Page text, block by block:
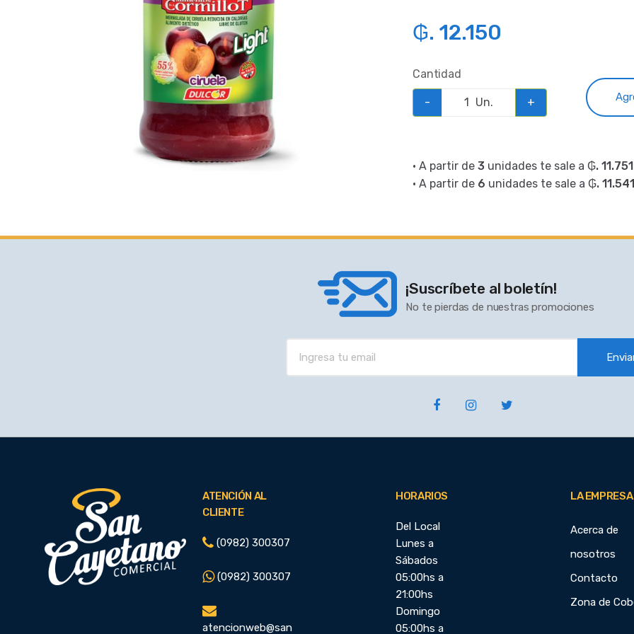
₲. 12.150
Cantidad
- Un. +
• A partir de 3 unidades te sale a ₲. 11.751
• A partir de 6 unidades te sale a ₲. 11.541
¡Suscríbete al boletín!
No te pierdas de nuestras promociones
ATENCIÓN AL
CLIENTE
(0982) 300307
(0982) 300307
atencionweb@san
HORARIOS
Del Local
Lunes a
Sábados
05:00hs a
21:00hs
Domingo
05:00hs a
LA EMPRESA
Acerca de
nosotros
Contacto
Zona de